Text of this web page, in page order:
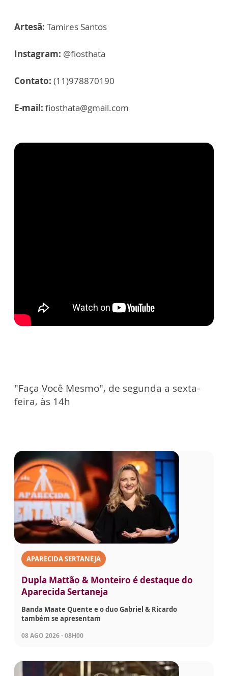
Artesã: Tamires Santos
Instagram: @fiosthata
Contato: (11)978870190
E-mail: fiosthata@gmail.com
"Faça Você Mesmo", de segunda a sexta-
feira, às 14h
APARECIDA SERTANEJA
Dupla Mattão & Monteiro é destaque do
Aparecida Sertaneja
Banda Maate Quente e o duo Gabriel & Ricardo
também se apresentam
08 AGO 2026 - 08H00